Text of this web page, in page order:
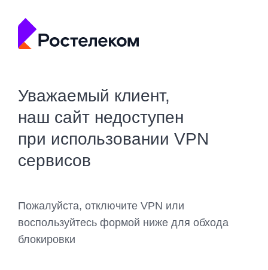
Уважаемый клиент,
наш сайт недоступен
при использовании VPN
сервисов
Пожалуйста, отключите VPN или
воспользуйтесь формой ниже для обхода
блокировки